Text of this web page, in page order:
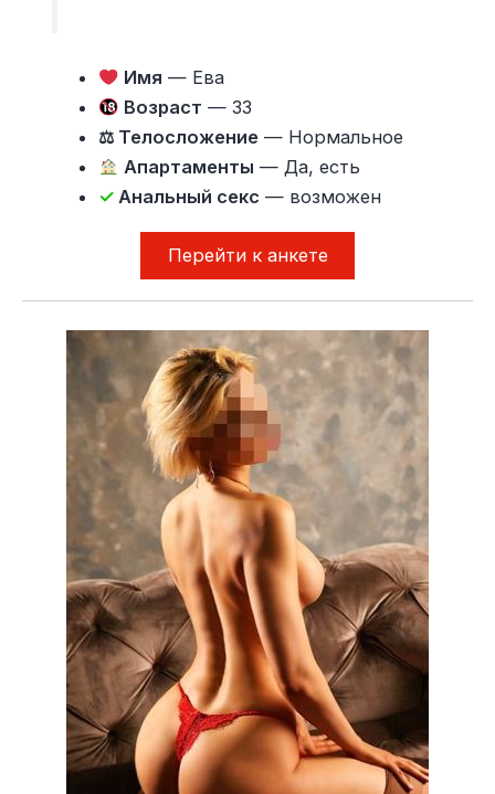
Имя — Ева
Возраст — 33
⚖ Телосложение — Нормальное
Апартаменты — Да, есть
✓ Анальный секс — возможен
Перейти к анкете